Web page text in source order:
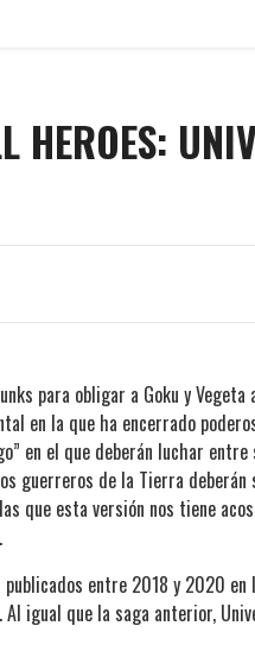
HEROES:
para obligar a Goku y
en la que ha encerrado
en el que deberán luchar
guerreros de la Tierra
que esta versión nos tiene
entre 2018 y 2020
igual que la saga anterior,